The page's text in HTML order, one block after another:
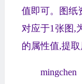
值即可。图纸
对应于1张图,
的属性值,提